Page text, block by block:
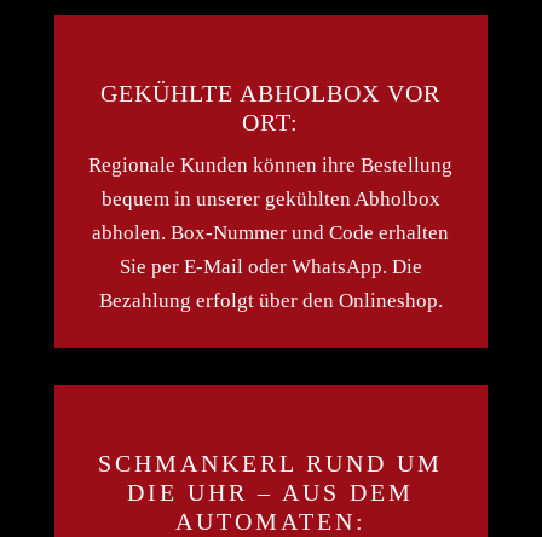
GEKÜHLTE ABHOLBOX VOR
ORT:
Regionale Kunden können ihre Bestellung
bequem in unserer gekühlten Abholbox
abholen. Box-Nummer und Code erhalten
Sie per E-Mail oder WhatsApp. Die
Bezahlung erfolgt über den Onlineshop.
SCHMANKERL RUND UM
DIE UHR – AUS DEM
AUTOMATEN: